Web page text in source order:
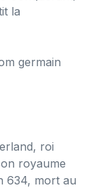
la
germain
roi
royaume
634, mort au